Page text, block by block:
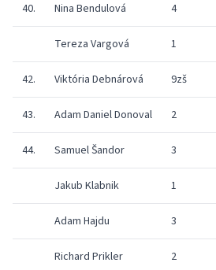
40. Nina Bendulová 4
Tereza Vargová 1
42. Viktória Debnárová 9zš
43. Adam Daniel Donoval 2
44. Samuel Šandor 3
Jakub Klabnik 1
Adam Hajdu 3
Richard Prikler 2